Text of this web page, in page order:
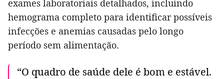
exames laboratoriais detalhados, incluindo
hemograma completo para identificar possíveis
infecções e anemias causadas pelo longo
período sem alimentação.
“O quadro de saúde dele é bom e estável.